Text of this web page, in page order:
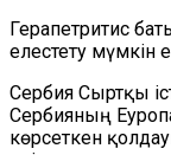
Герапетритис
елестету мүмкін
Сербия Сыртқы
Сербияның
көрсеткен